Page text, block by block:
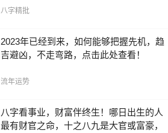
八字精批
2023年已经到来，如何能够把握先机，趋
吉避凶，不走弯路，点击此处查看！
流年运势
八字看事业，财富伴终生！哪日出生的人
最有财官之命，十之八九是大官或富豪，